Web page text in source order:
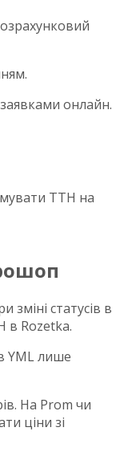
онлайн.
ТТН на
зміні статусів в
в Rozetka.
YML лише
На Prom чи
ціни зі